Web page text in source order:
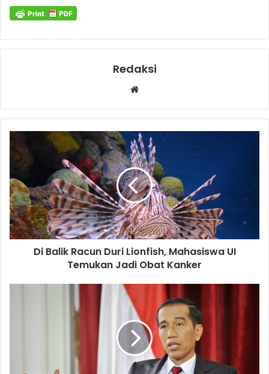
Redaksi
Di Balik Racun Duri Lionfish, Mahasiswa UI
Temukan Jadi Obat Kanker